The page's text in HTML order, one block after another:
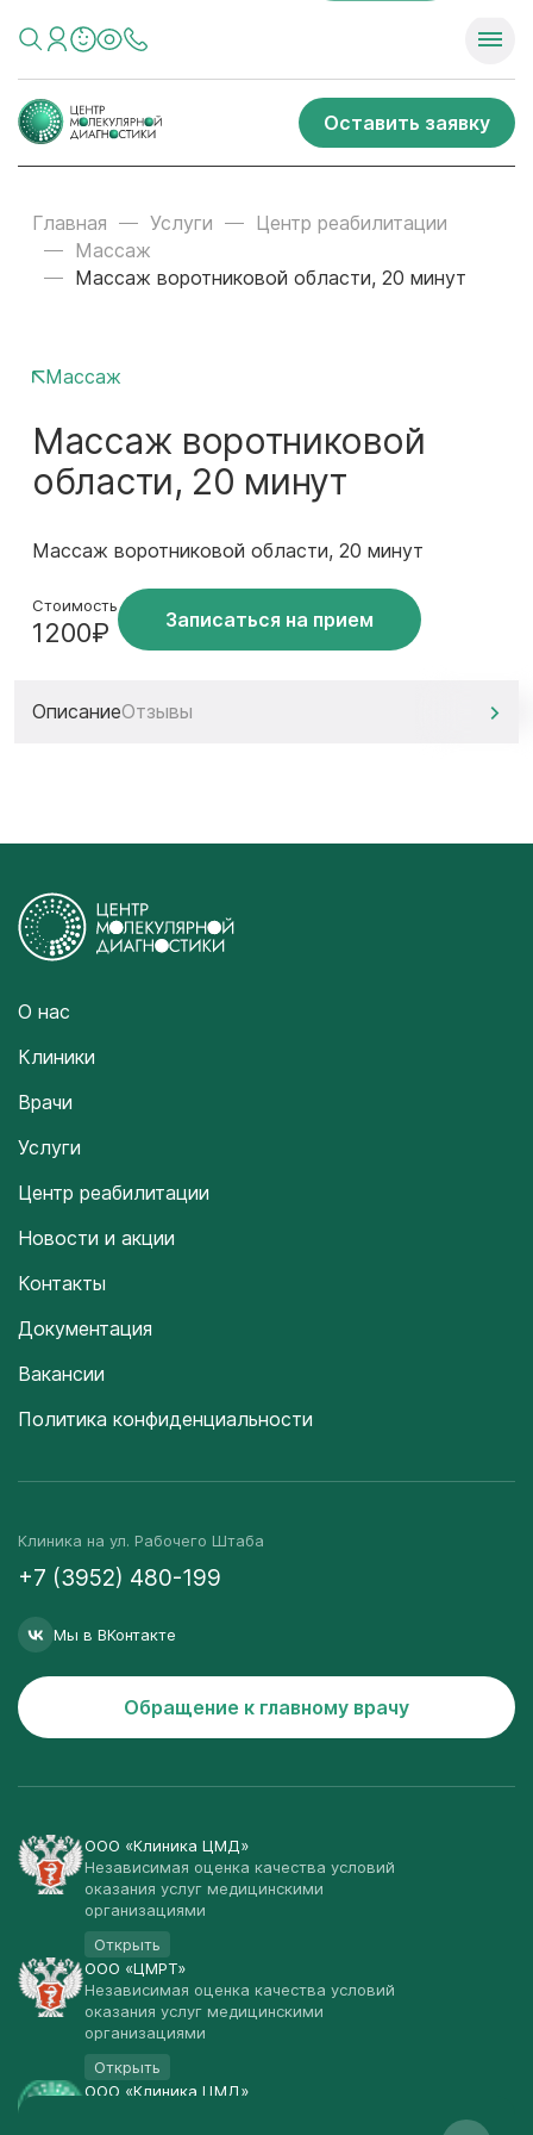
Оставить заявку
Главная Услуги
Центр реабилитации
Массаж
Массаж воротниковой области, 20 минут
Массаж
Массаж воротниковой
области, 20 минут
Массаж воротниковой области, 20 минут
Стоимость
1200₽ Записаться на прием
ОписаниеОтзывы
О нас
Клиники
Врачи
Услуги
Центр реабилитации
Новости и акции
Контакты
Документация
Вакансии
Политика конфиденциальности
Клиника на ул. Рабочего Штаба
+7 (3952) 480-199
Мы в ВКонтакте
Обращение к главному врачу
ООО «Клиника ЦМД»
Независимая оценка качества условий
оказания услуг медицинскими
организациями
Открыть
ООО «ЦМРТ»
Независимая оценка качества условий
оказания услуг медицинскими
организациями
Открыть
ООО «Клиника ЦМД»